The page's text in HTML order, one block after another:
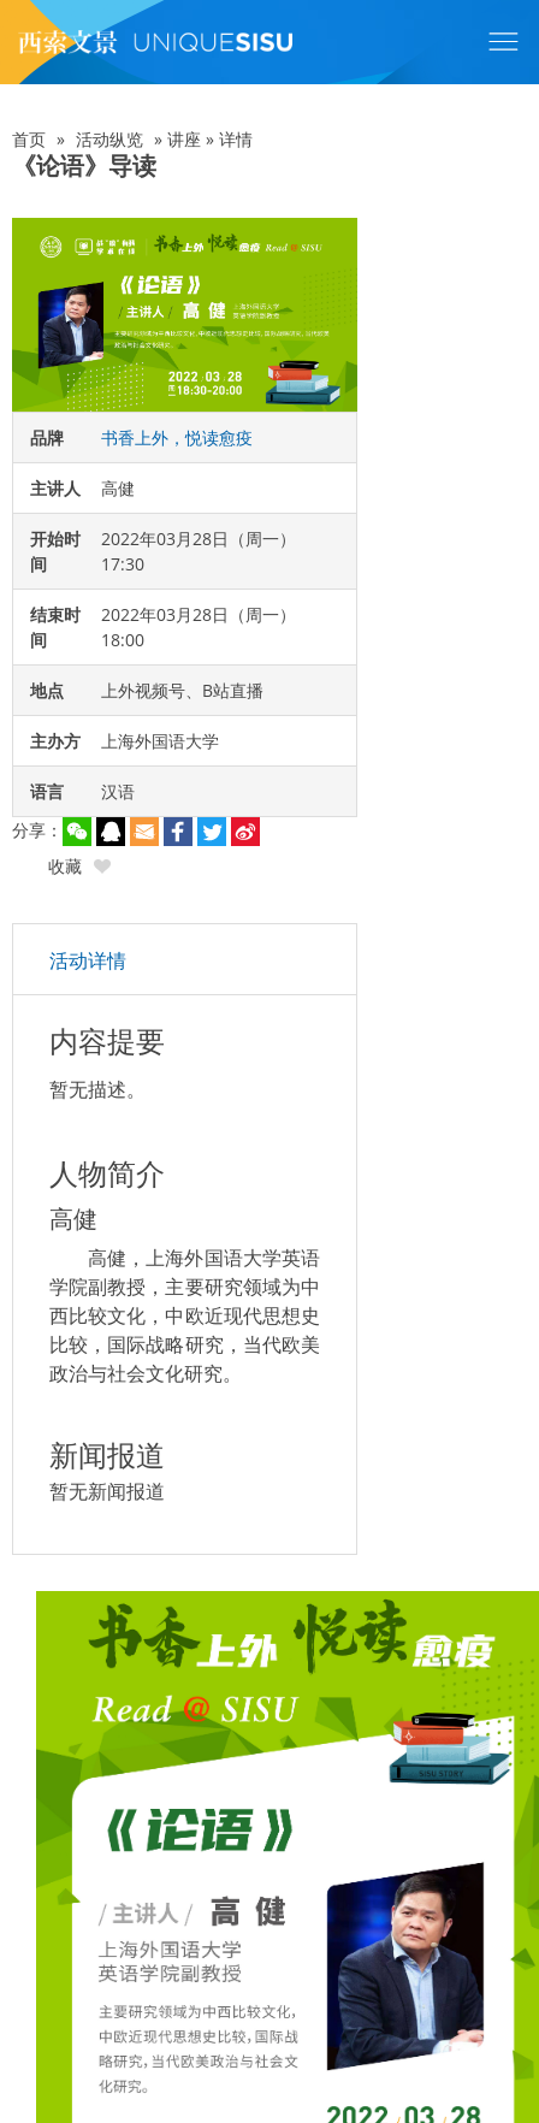
主
内
面
包
首页 » 活动纵览 » 讲座 » 详情
《论语》导读
品牌 书香上外，悦读愈疫
主讲人 高健
开始时
间
2022年03月28日（周一）
17:30
结束时
间
2022年03月28日（周一）
18:00
地点 上外视频号、B站直播
主办方 上海外国语大学
语言
汉语
分享：
收藏
活动详情
内容提要
暂无描述。
人物简介
高健
高健，上海外国语大学英语
学院副教授，主要研究领域为中
西比较文化，中欧近现代思想史
比较，国际战略研究，当代欧美
政治与社会文化研究。
新闻报道
暂无新闻报道